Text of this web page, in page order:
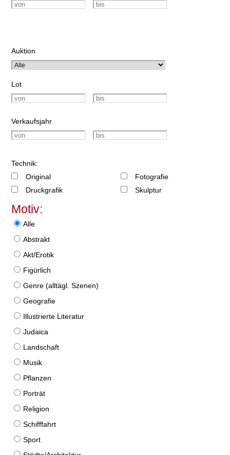
Auktion
Lot
Verkaufsjahr
Technik:
Original
Druckgrafik
Fotografie
Skulptur
Motiv:
Alle
Abstrakt
Akt/Erotik
Figürlich
Genre (alltägl. Szenen)
Geografie
Illustrierte Literatur
Judaica
Landschaft
Musik
Pflanzen
Porträt
Religion
Schifffahrt
Sport